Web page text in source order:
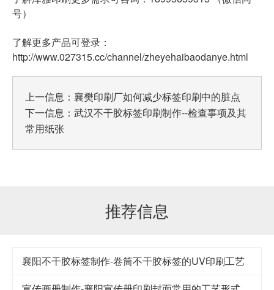
号）
了解更多产品可登录：
http://www.027315.cc/channel/zheyehaibaodanye.html
上一信息： 襄樊印刷厂如何减少标签印刷中的脏点
下一信息： 武汉不干胶标签印刷制作--检查事项及其
常用纸张
推荐信息
襄阳不干胶标签制作-卷筒不干胶标签的UV印刷工艺